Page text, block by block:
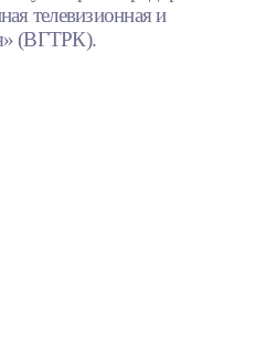
телевизионная и
(ВГТРК).